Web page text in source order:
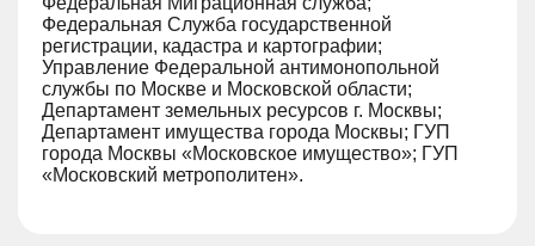
Федеральная Служба государственной
регистрации, кадастра и картографии;
Управление Федеральной антимонопольной
службы по Москве и Московской области;
Департамент земельных ресурсов г. Москвы;
Департамент имущества города Москвы; ГУП
города Москвы «Московское имущество»; ГУП
«Московский метрополитен».